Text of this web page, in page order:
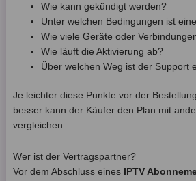
Wie kann gekündigt werden?
Unter welchen Bedingungen ist
Wie viele Geräte oder
Wie läuft die Aktivierung ab?
Über welchen Weg ist der Support
Je leichter diese Punkte vor der
besser kann der Käufer den Plan mit
vergleichen.
Wer ist der Vertragspartner?
Vor dem Abschluss eines
IPTV